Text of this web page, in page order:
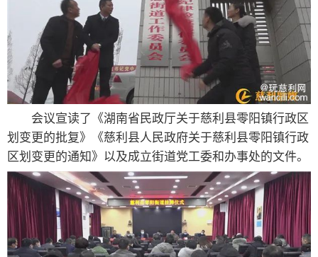
会议宣读了《湖南省民政厅关于慈利县零阳镇行政区
划变更的批复》《慈利县人民政府关于慈利县零阳镇行政
区划变更的通知》以及成立街道党工委和办事处的文件。